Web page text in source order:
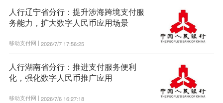
人行辽宁省分行：提升涉海跨境支付服
务能力，扩大数字人民币应用场景
移动支付网 | 2026/7/7 17:56:25
人行湖南省分行：推进支付服务便利
化，强化数字人民币推广应用
移动支付网 | 2026/7/6 16:27:18